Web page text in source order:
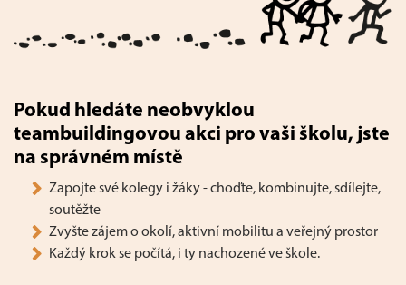
Pokud hledáte neobvyklou
teambuildingovou akci pro vaši školu, jste
na správném místě
Zapojte své kolegy i žáky - choďte, kombinujte, sdílejte,
soutěžte
Zvyšte zájem o okolí, aktivní mobilitu a veřejný prostor
Každý krok se počítá, i ty nachozené ve škole.